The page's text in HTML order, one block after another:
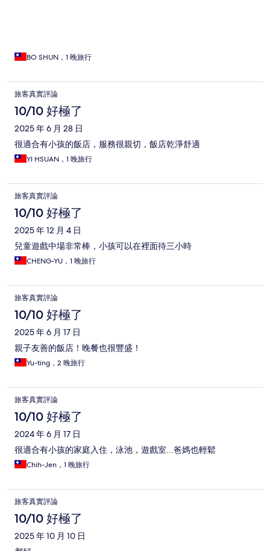
BO SHUN，1 晚旅行
旅客真實評論
10/10 好極了
2025 年 6 月 28 日
很適合有小孩的飯店，服務很親切，飯店乾淨舒適
YI HSUAN，1 晚旅行
旅客真實評論
10/10 好極了
2025 年 12 月 4 日
兒童遊戲中場非常棒，小孩可以在裡面待三小時
CHENG-YU，1 晚旅行
旅客真實評論
10/10 好極了
2025 年 6 月 17 日
親子友善的飯店！晚餐也很豐盛！
Yu-ting，2 晚旅行
旅客真實評論
10/10 好極了
2024 年 6 月 17 日
很適合有小孩的家庭入住，泳池，遊戲室...爸媽也輕鬆
Chih-Jen，1 晚旅行
旅客真實評論
10/10 好極了
2025 年 10 月 10 日